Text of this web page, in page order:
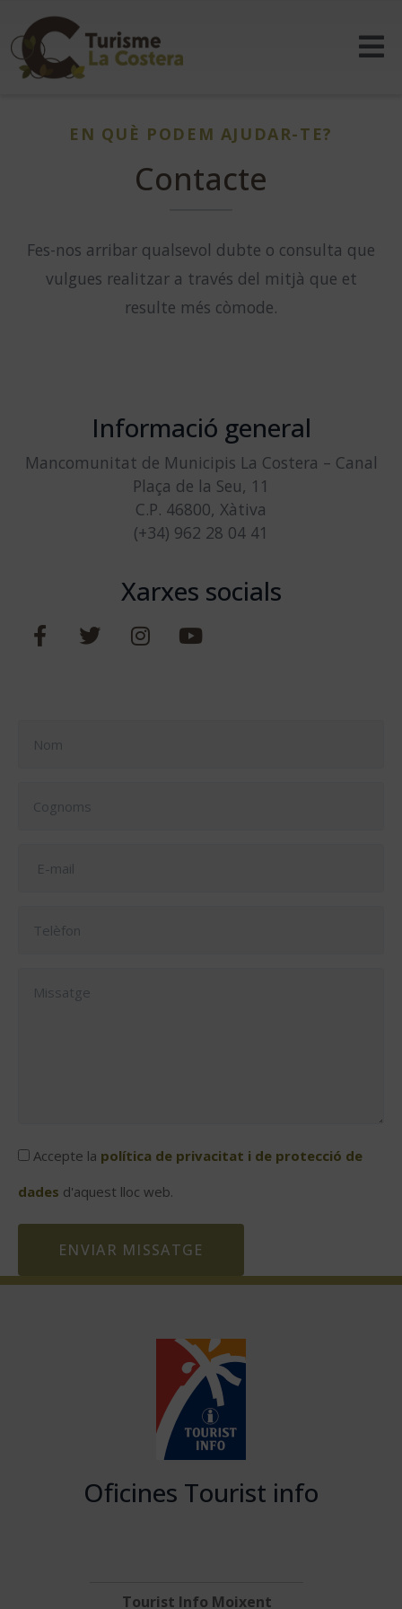
EN QUÈ PODEM AJUDAR-TE?
Contacte
Fes-nos arribar qualsevol dubte o consulta que
vulgues realitzar a través del mitjà que et
resulte més còmode.
Informació general
Mancomunitat de Municipis La Costera – Canal
Plaça de la Seu, 11
C.P. 46800, Xàtiva
(+34) 962 28 04 41
Xarxes socials
Accepte la política de privacitat i de protecció de
dades d'aquest lloc web.
ENVIAR MISSATGE
Oficines Tourist info
Tourist Info Moixent